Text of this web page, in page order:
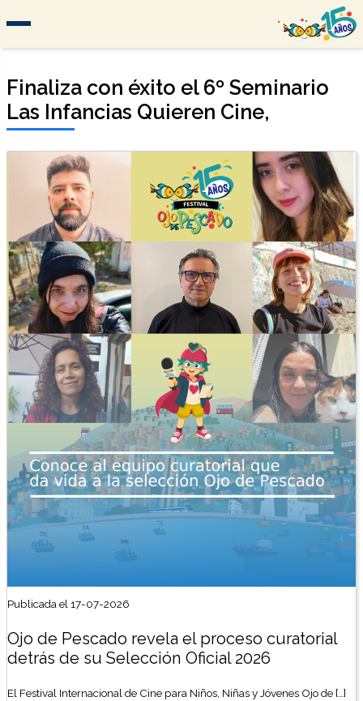
Finaliza con éxito el 6º Seminario
Las Infancias Quieren Cine,
Publicada el 17-07-2026
Ojo de Pescado revela el proceso curatorial
detrás de su Selección Oficial 2026
El Festival Internacional de Cine para Niños, Niñas y Jóvenes Ojo de […]